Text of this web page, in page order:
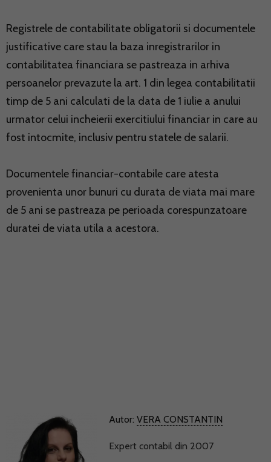
Registrele de contabilitate obligatorii si documentele
justificative care stau la baza inregistrarilor in
contabilitatea financiara se pastreaza in arhiva
persoanelor prevazute la art. 1 din legea contabilitatii
timp de 5 ani calculati de la data de 1 iulie a anului
urmator celui incheierii exercitiului financiar in care au
fost intocmite, inclusiv pentru statele de salarii.
Documentele financiar-contabile care atesta
provenienta unor bunuri cu durata de viata mai mare
de 5 ani se pastreaza pe perioada corespunzatoare
duratei de viata utila a acestora.
Autor: VERA CONSTANTIN
Expert contabil din 2007